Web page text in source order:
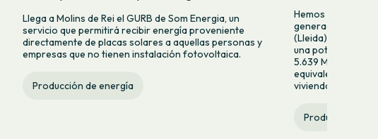
Llega a Molins de Rei el GURB de Som Energia, un
servicio que permitirá recibir energía proveniente
directamente de placas solares a aquellas personas y
empresas que no tienen instalación fotovoltaica.
Producción de energía
Hemos puesto en
generación
(Lleida). Esta
una potencia de
5.639 MWh
equivalente al
viviendas al año.
Producción de